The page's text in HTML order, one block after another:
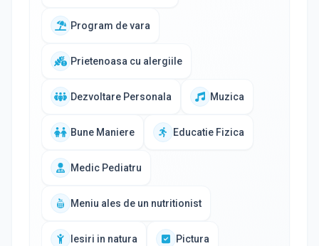
Program de vara
Prietenoasa cu alergiile
Dezvoltare Personala Muzica
Bune Maniere Educatie Fizica
Medic Pediatru
Meniu ales de un nutritionist
Iesiri in natura Pictura